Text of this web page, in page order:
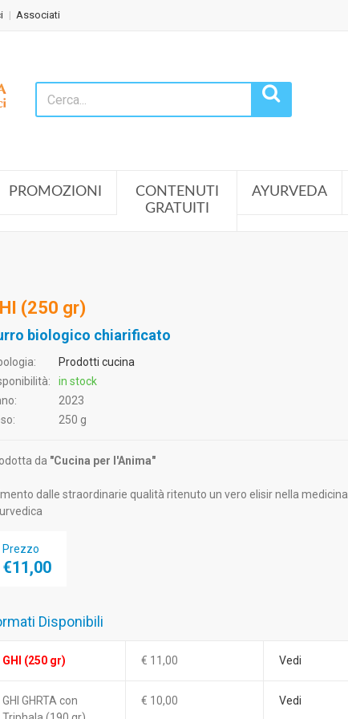
Associati
PROMOZIONI
CONTENUTI
GRATUITI
AYURVEDA
(250 gr)
biologico chiarificato
Prodotti cucina
in stock
2023
250 g
da "Cucina per l'Anima"
dalle straordinarie qualità ritenuto un vero elisir nella medicina
Prezzo
€11,00
Disponibili
GHI (250 gr) € 11,00 Vedi
GHI GHRTA con
€ 10,00 Vedi